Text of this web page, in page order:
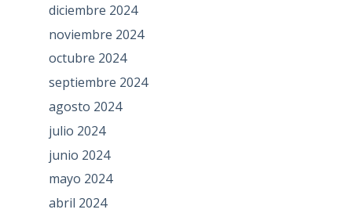
diciembre 2024
noviembre 2024
octubre 2024
septiembre 2024
agosto 2024
julio 2024
junio 2024
mayo 2024
abril 2024